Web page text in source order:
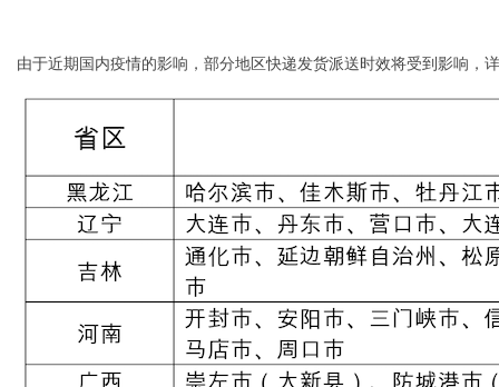
由于近期国内疫情的影响，部分地区快递发货派送时效将受到影响